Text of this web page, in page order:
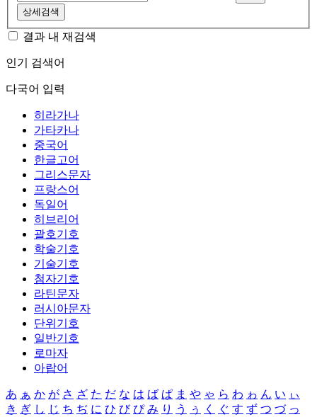
상세검색
결과 내 재검색
인기 검색어
다국어 입력
히라가나
가타카나
중국어
한글고어
그리스문자
프랑스어
독일어
히브리어
괄호기호
학술기호
기술기호
첨자기호
라틴문자
러시아문자
단위기호
일반기호
로마자
아랍어
あ ぁ か が さ ざ た だ な は ば ぱ ま や ゃ ら わ ゎ ん い ぃ
き ぎ し じ ち ぢ に ひ び ぴ み り う ぅ く ぐ す ず つ づ っ